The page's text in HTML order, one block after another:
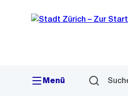
Navigation
Sprunglink
Menü